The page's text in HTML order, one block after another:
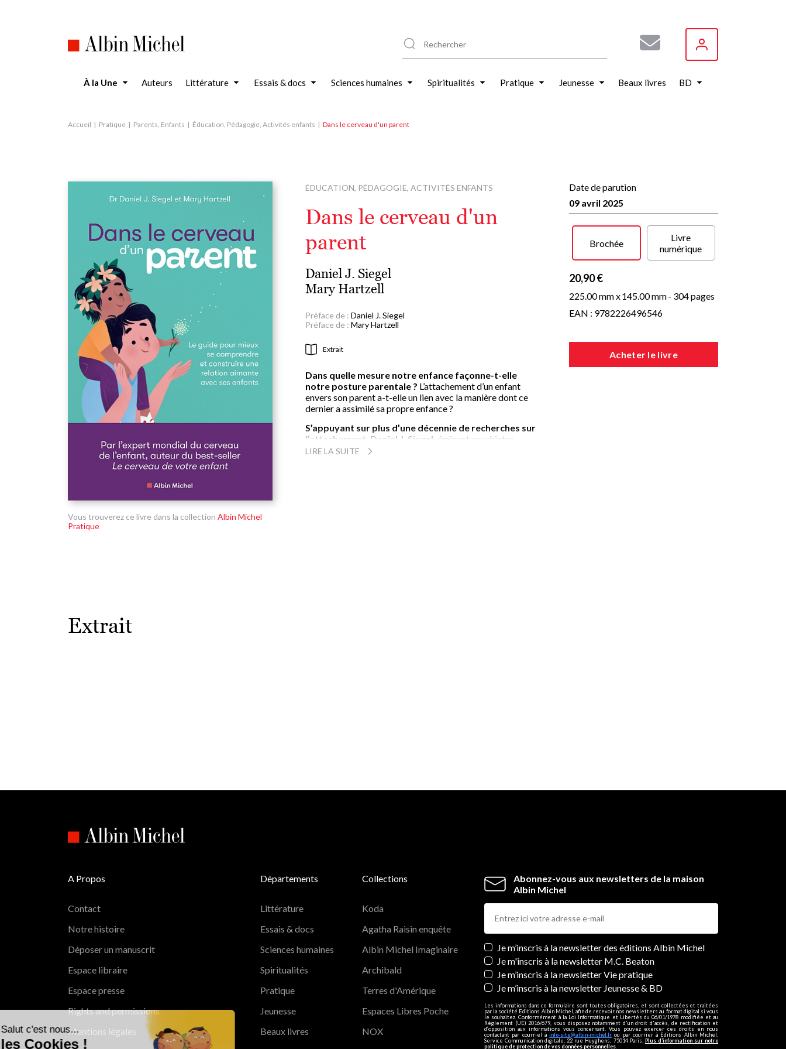
Salut c'est nous...
les Cookies !
À la Une Auteurs Littérature Essais & docs Sciences humaines Spiritualités Pratique Jeunesse Beaux livres BD
Accueil Pratique Parents, Enfants Éducation, Pédagogie, Activités enfants Dans le cerveau d'un parent
Vous trouverez ce livre dans la collection Albin Michel
Pratique
ÉDUCATION, PÉDAGOGIE, ACTIVITÉS ENFANTS
Dans le cerveau d'un
parent
Daniel J. Siegel
Mary Hartzell
Préface de : Daniel J. Siegel
Préface de : Mary Hartzell
Extrait
Dans quelle mesure notre enfance façonne-t-elle
notre posture parentale ? L’attachement d’un enfant
envers son parent a-t-elle un lien avec la manière dont ce
dernier a assimilé sa propre enfance ?
S’appuyant sur plus d’une décennie de recherches sur
l’attachement, Daniel J. Siegel, éminent psychiatre
pédiatrique, et Mary Hartzell, spécialiste en
LIRE LA SUITE
Date de parution
09 avril 2025
Brochée
Livre
numérique
20,90 €
225.00 mm x145.00 mm- 304 pages
EAN : 9782226496546
Acheter le livre
Extrait
Abonnez-vous aux newsletters de la maison
Albin Michel
Newsletters
Je m’inscris à la newsletter des éditions Albin Michel
Je m'inscris à la newsletter M.C. Beaton
Je m’inscris à la newsletter Vie pratique
Je m’inscris à la newsletter Jeunesse & BD
Les informations dans ce formulaire sont toutes obligatoires, et sont collectées et traitées
par la société Editions Albin Michel, afin de recevoir nos newsletters au format digital si vous
le souhaitez. Conformément à la Loi Informatique et Libertés du 06/01/1978 modifiée et au
Règlement (UE) 2016/679, vous disposez notamment d'un droit d'accès, de rectification et
d’opposition aux informations vous concernant. Vous pouvez exercer ces droits en nous
contactant par courriel àinfo-site@albin-michel.fr ou par courrier à Editions Albin Michel,
Service Communication digitale, 22 rue Huyghens, 75014 Paris. Plus d’information sur notre
politique de protection de vos données personnelles.
A Propos
Contact
Notre histoire
Déposer un manuscrit
Espace libraire
Espace presse
Rights and permissions
Mentions légales
Départements
Littérature
Essais & docs
Sciences humaines
Spiritualités
Pratique
Jeunesse
Beaux livres
Collections
Koda
Agatha Raisin enquête
Albin Michel Imaginaire
Archibald
Terres d'Amérique
Espaces Libres Poche
NOX